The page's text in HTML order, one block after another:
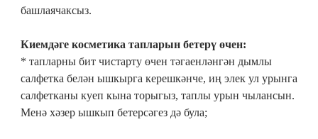
башлаячаксыз.
Киемдәге косметика тапларын бетерү өчен:
* тапларны бит чистарту өчен тәгаенләнгән дымлы
салфетка белән ышкырга керешкәнче, иң элек ул урынга
салфетканы куеп кына торыгыз, таплы урын чылансын.
Менә хәзер ышкып бетерсәгез дә була;